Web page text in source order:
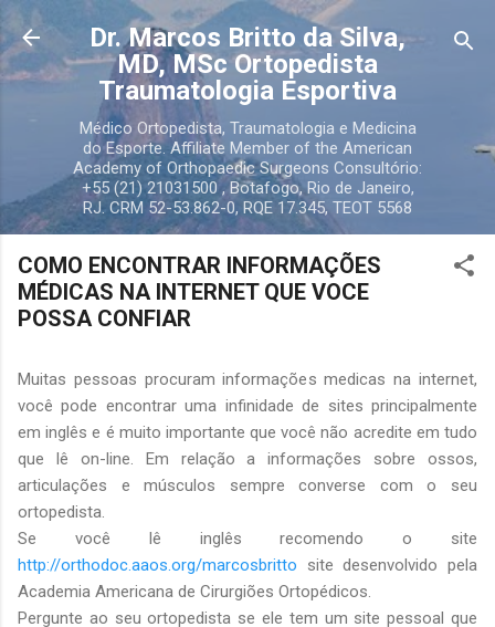
Pular para o conteúdo principal
Dr. Marcos Britto da Silva,
MD, MSc Ortopedista
Traumatologia Esportiva
Médico Ortopedista, Traumatologia e Medicina
do Esporte. Affiliate Member of the American
Academy of Orthopaedic Surgeons Consultório:
+55 (21) 21031500 , Botafogo, Rio de Janeiro,
RJ. CRM 52-53.862-0, RQE 17.345, TEOT 5568
COMO ENCONTRAR INFORMAÇÕES
MÉDICAS NA INTERNET QUE VOCE
POSSA CONFIAR
Muitas pessoas procuram informações medicas na internet,
você pode encontrar uma infinidade de sites principalmente
em inglês e é muito importante que você não acredite em tudo
que lê on-line. Em relação a informações sobre ossos,
articulações e músculos sempre converse com o seu
ortopedista.
Se você lê inglês recomendo o site
http://orthodoc.aaos.org/marcosbritto site desenvolvido pela
Academia Americana de Cirurgiões Ortopédicos.
Pergunte ao seu ortopedista se ele tem um site pessoal que